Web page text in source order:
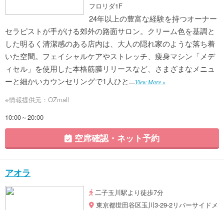
フロリダ1F
24年以上の豊富な経験を持つオーナー
セラピストが手がける郊外の路面サロン。クリーム色を基調と
した明るく清潔感のある店内は、大人の隠れ家のような落ち着
いた空間。フェイシャルケアやストレッチ、痩身マシン「メデ
ィセル」を使用した本格筋膜リリースなど、さまざまなメニュ
ーと細かいカウンセリングで1人ひと...View More »
※情報提供元：OZmall
10:00～20:00
空席確認・ネット予約
アオラ
二子玉川駅より徒歩7分
東京都世田谷区玉川3-29-2リバーサイドメ